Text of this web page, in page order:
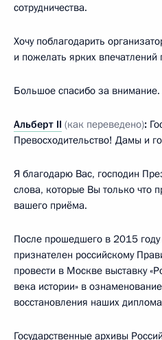
сотрудничества.
Хочу поблагодарить
и пожелать ярких впечатлений
Большое спасибо за внимание.
Альберт II (как переведено):
Превосходительство! Дамы и
Я благодарю Вас, господин
слова, которые Вы только что
вашего приёма.
После прошедшего в 2015
признателен российскому
провести в Москве выставку
века истории» в
восстановления наших
Государственные архивы